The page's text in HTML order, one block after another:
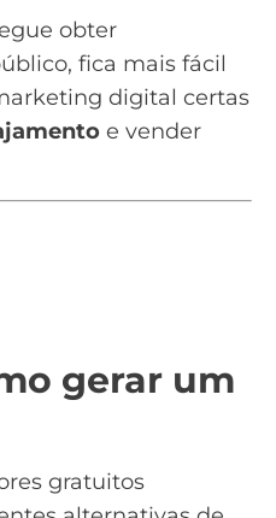
obter
fica mais fácil
digital certas
e vender
gerar um
gratuitos